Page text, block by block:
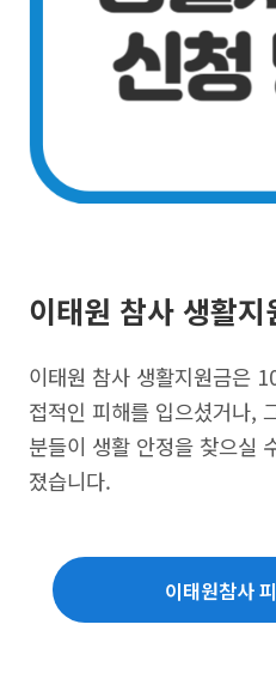
이태원 참사 생활지
이태원 참사 생활지원금은
접적인 피해를 입으셨거나,
분들이 생활 안정을 찾으실
졌습니다.
이태원참사